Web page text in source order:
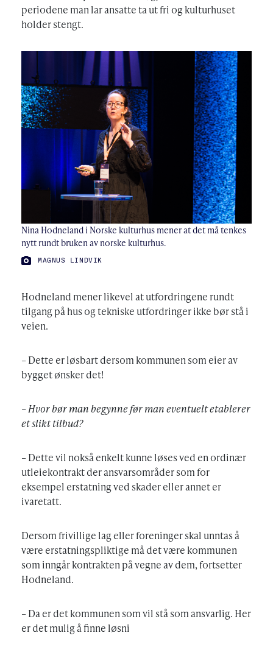
periodene man lar ansatte ta ut fri og kulturhuset
holder stengt.
Nina Hodneland i Norske kulturhus mener at det må tenkes
nytt rundt bruken av norske kulturhus.
FOTO:
MAGNUS LINDVIK
Hodneland mener likevel at utfordringene rundt
tilgang på hus og tekniske utfordringer ikke bør stå i
veien.
– Dette er løsbart dersom kommunen som eier av
bygget ønsker det!
– Hvor bør man begynne før man eventuelt etablerer
et slikt tilbud?
– Dette vil nokså enkelt kunne løses ved en ordinær
utleiekontrakt der ansvarsområder som for
eksempel erstatning ved skader eller annet er
ivaretatt.
Dersom frivillige lag eller foreninger skal unntas å
være erstatningspliktige må det være kommunen
som inngår kontrakten på vegne av dem, fortsetter
Hodneland.
– Da er det kommunen som vil stå som ansvarlig. Her
er det mulig å finne løsni